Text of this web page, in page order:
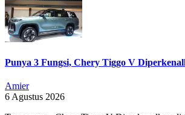
Punya 3 Fungsi, Chery Tiggo V
Amier
6 Agustus 2026